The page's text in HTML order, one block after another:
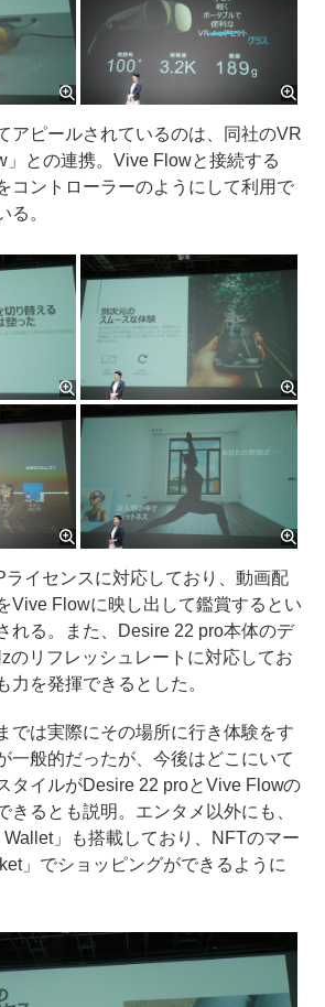
アピールされているのは、同社のVR
」との連携。Vive Flowと接続する
コントローラーのようにして利用で
る。
イセンスに対応しており、動画配
Vive Flowに映し出して鑑賞するとい
れる。また、Desire 22 pro本体のデ
のリフレッシュレートに対応してお
力を発揮できるとした。
では実際にその場所に行き体験をす
一般的だったが、今後はどこにいて
タイルがDesire 22 proとVive Flowの
きるとも説明。エンタメ以外にも、
」も搭載しており、NFTのマー
」でショッピングができるように